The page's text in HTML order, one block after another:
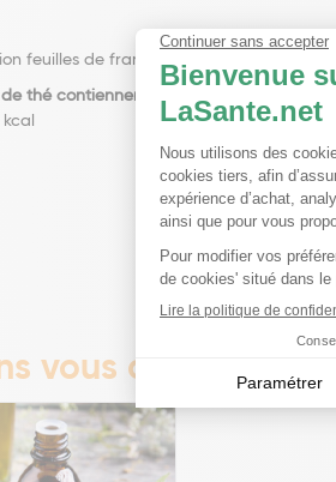
feuilles de framboisier herbe de la
thé contiennent en moyenne
vous conseillent